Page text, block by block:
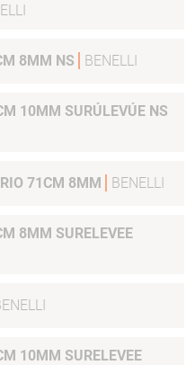
8MM NS BENELLI
10MM SURÚLEVÚE NS
71CM 8MM BENELLI
8MM SURELEVEE
10MM SURELEVEE